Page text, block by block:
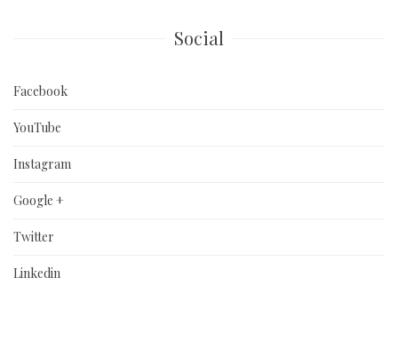
Social
Facebook
YouTube
Instagram
Google +
Twitter
Linkedin